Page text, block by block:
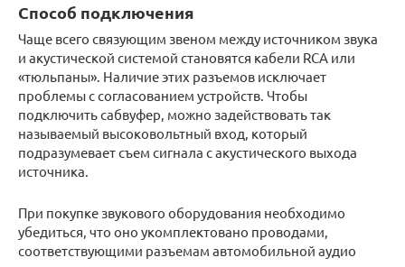
Способ подключения
Чаще всего связующим звеном между источником звука
и акустической системой становятся кабели RCA или
«тюльпаны». Наличие этих разъемов исключает
проблемы с согласованием устройств. Чтобы
подключить сабвуфер, можно задействовать так
называемый высоковольтный вход, который
подразумевает съем сигнала с акустического выхода
источника.
При покупке звукового оборудования необходимо
убедиться, что оно укомплектовано проводами,
соответствующими разъемам автомобильной аудио